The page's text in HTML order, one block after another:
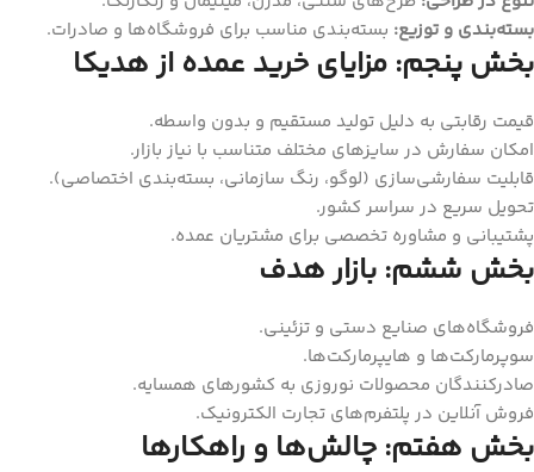
بسته‌بندی و توزیع: بسته‌بندی مناسب برای فروشگاه‌ها و صادرات.
بخش پنجم: مزایای خرید عمده از هدیکا
قیمت رقابتی به دلیل تولید مستقیم و بدون واسطه.
امکان سفارش در سایزهای مختلف متناسب با نیاز بازار.
قابلیت سفارشی‌سازی (لوگو، رنگ سازمانی، بسته‌بندی اختصاصی).
تحویل سریع در سراسر کشور.
پشتیبانی و مشاوره تخصصی برای مشتریان عمده.
بخش ششم: بازار هدف
فروشگاه‌های صنایع دستی و تزئینی.
سوپرمارکت‌ها و هایپرمارکت‌ها.
صادرکنندگان محصولات نوروزی به کشورهای همسایه.
فروش آنلاین در پلتفرم‌های تجارت الکترونیک.
بخش هفتم: چالش‌ها و راهکارها